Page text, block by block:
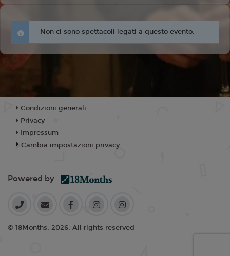
Non ci sono spettacoli legati a questo evento.
Condizioni generali
Privacy
Impressum
Cambia impostazioni privacy
Powered by
© 18Months, 2026. All rights reserved